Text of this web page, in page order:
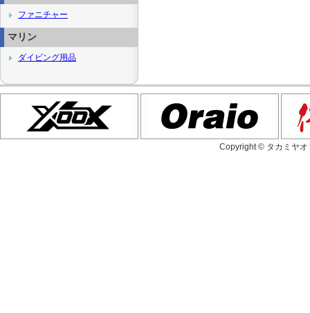
ファニチャー
マリン
ダイビング用品
Copyright © タカミヤ